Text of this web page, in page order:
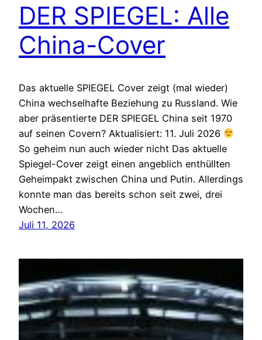
DER SPIEGEL: Alle
China-Cover
Das aktuelle SPIEGEL Cover zeigt (mal wieder)
China wechselhafte Beziehung zu Russland. Wie
aber präsentierte DER SPIEGEL China seit 1970
auf seinen Covern? Aktualisiert: 11. Juli 2026
So geheim nun auch wieder nicht Das aktuelle
Spiegel-Cover zeigt einen angeblich enthüllten
Geheimpakt zwischen China und Putin. Allerdings
konnte man das bereits schon seit zwei, drei
Wochen…
Juli 11, 2026